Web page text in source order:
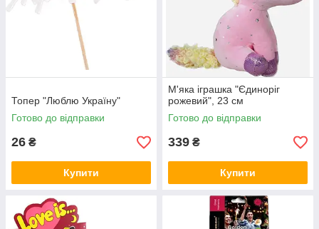
Топер "Люблю Україну"
Готово до відправки
26 ₴
Купити
М'яка іграшка "Єдиноріг
рожевий", 23 см
Готово до відправки
339 ₴
Купити